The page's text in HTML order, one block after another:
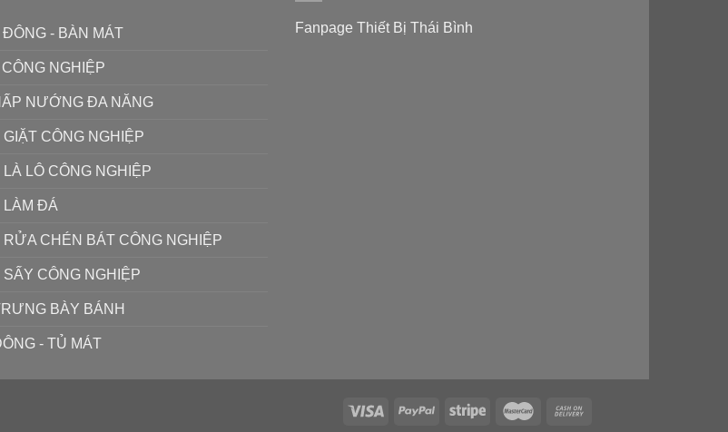
ĐÔNG - BÀN MÁT
CÔNG NGHIỆP
NƯỚNG ĐA NĂNG
GIẶT CÔNG NGHIỆP
LÀ LÔ CÔNG NGHIỆP
LÀM ĐÁ
RỬA CHÉN BÁT CÔNG NGHIỆP
SẤY CÔNG NGHIỆP
BÀY BÁNH
- TỦ MÁT
Fanpage Thiết Bị Thái Bình